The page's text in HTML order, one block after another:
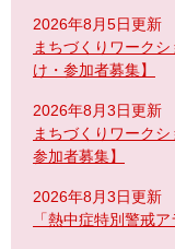
2026年8月5日更新
まちづくりワーク
け・参加者募集】
2026年8月3日更新
まちづくりワーク
参加者募集】
2026年8月3日更新
「熱中症特別警戒